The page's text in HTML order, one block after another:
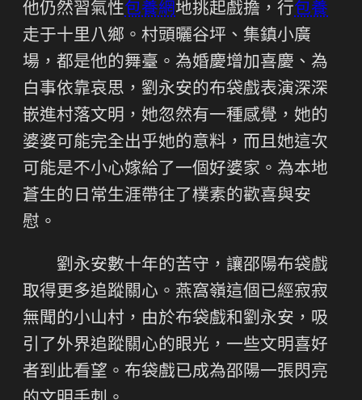
他仍然習氣性包養網地挑起戲擔，行包養
走于十里八鄉。村頭曬谷坪、集鎮小廣
場，都是他的舞臺。為婚慶增加喜慶、為
白事依靠哀思，劉永安的布袋戲表演深深
嵌進村落文明，她忽然有一種感覺，她的
婆婆可能完全出乎她的意料，而且她這次
可能是不小心嫁給了一個好婆家。為本地
蒼生的日常生涯帶往了樸素的歡喜與安
慰。
劉永安數十年的苦守，讓邵陽布袋戲
取得更多追蹤關心。燕窩嶺這個已經寂寂
無聞的小山村，由於布袋戲和劉永安，吸
引了外界追蹤關心的眼光，一些文明喜好
者到此看望。布袋戲已成為邵陽一張閃亮